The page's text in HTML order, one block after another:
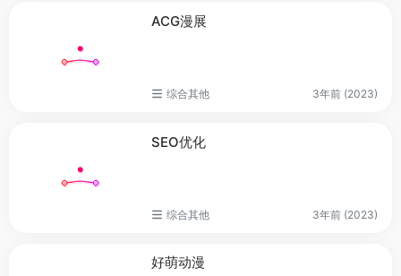
ACG漫展
综合其他 3年前 (2023)
SEO优化
综合其他 3年前 (2023)
好萌动漫